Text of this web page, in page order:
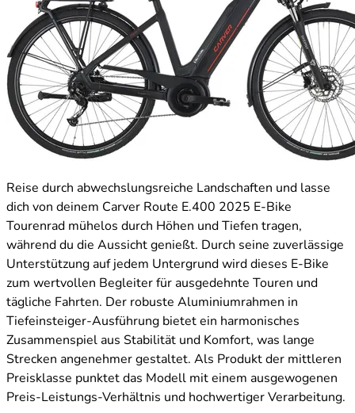
Reise durch abwechslungsreiche Landschaften und lasse
dich von deinem Carver Route E.400 2025 E-Bike
Tourenrad mühelos durch Höhen und Tiefen tragen,
während du die Aussicht genießt. Durch seine zuverlässige
Unterstützung auf jedem Untergrund wird dieses E-Bike
zum wertvollen Begleiter für ausgedehnte Touren und
tägliche Fahrten. Der robuste Aluminiumrahmen in
Tiefeinsteiger-Ausführung bietet ein harmonisches
Zusammenspiel aus Stabilität und Komfort, was lange
Strecken angenehmer gestaltet. Als Produkt der mittleren
Preisklasse punktet das Modell mit einem ausgewogenen
Preis-Leistungs-Verhältnis und hochwertiger Verarbeitung.